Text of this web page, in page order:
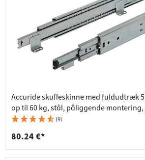
Accuride skuffeskinne med fuldudtræk
op til 60 kg, stål, påliggende montering,
(9)
80.24 €*